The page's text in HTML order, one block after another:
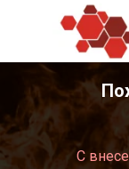
/ Пожарный
С